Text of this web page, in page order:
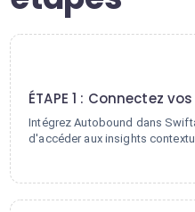
ÉTAPE 1 : Connectez
Intégrez Autobound dans
d'accéder aux insights